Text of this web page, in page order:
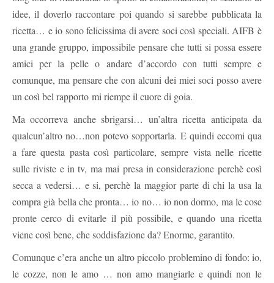
idee, il doverlo raccontare poi quando si sarebbe pubblicata la
ricetta… e io sono felicissima di avere soci così speciali. AIFB è
una grande gruppo, impossibile pensare che tutti si possa essere
amici per la pelle o andare d’accordo con tutti sempre e
comunque, ma pensare che con alcuni dei miei soci posso avere
un così bel rapporto mi riempe il cuore di goia.
Ma occorreva anche sbrigarsi… un’altra ricetta anticipata da
qualcun’altro no…non potevo sopportarla. E quindi eccomi qua
a fare questa pasta così particolare, sempre vista nelle ricette
sulle riviste e in tv, ma mai presa in considerazione perchè così
secca a vedersi… e si, perchè la maggior parte di chi la usa la
compra già bella che pronta… io no… io non dormo, ma le cose
pronte cerco di evitarle il più possibile, e quando una ricetta
viene così bene, che soddisfazione da? Enorme, garantito.
Comunque c’era anche un altro piccolo problemino di fondo: io,
le cozze, non le amo … non amo mangiarle e quindi non le